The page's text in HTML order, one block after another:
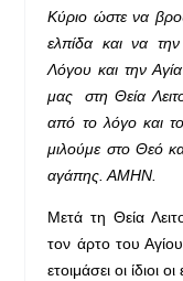
Κύριο ώστε να
ελπίδα και να
Λόγου και την
μας στη Θεία
από το λόγο και
μιλούμε στο Θεό
αγάπης. ΑΜΗΝ.
Μετά τη Θεία
τον άρτο του
ετοιμάσει οι ίδιοι